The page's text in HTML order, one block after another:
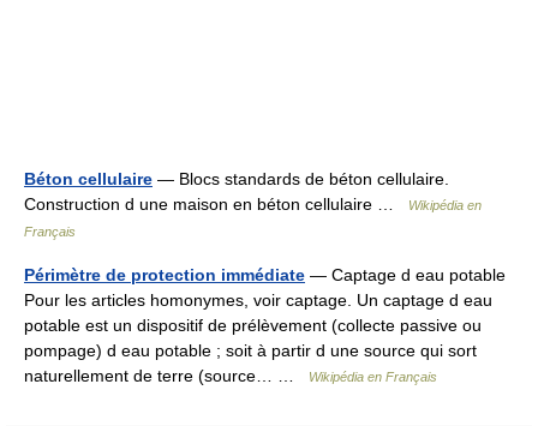
Béton cellulaire — Blocs standards de béton cellulaire.
Construction d une maison en béton cellulaire …
Wikipédia en
Français
Périmètre de protection immédiate — Captage d eau potable
Pour les articles homonymes, voir captage. Un captage d eau
potable est un dispositif de prélèvement (collecte passive ou
pompage) d eau potable ; soit à partir d une source qui sort
naturellement de terre (source… …
Wikipédia en Français